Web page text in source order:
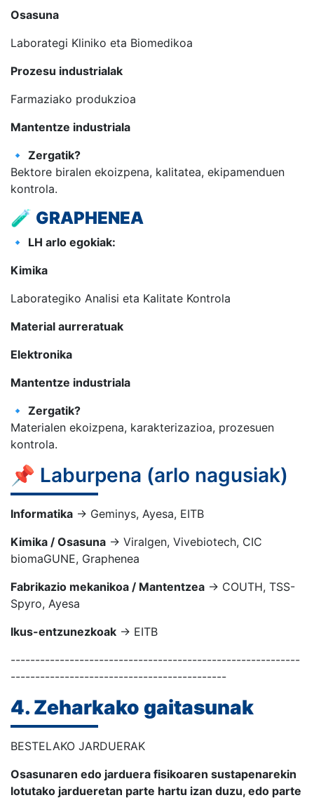
Osasuna
Laborategi Kliniko eta Biomedikoa
Prozesu industrialak
Farmaziako produkzioa
Mantentze industriala
🔹 Zergatik?
Bektore biralen ekoizpena, kalitatea, ekipamenduen
kontrola.
🧪 GRAPHENEA
🔹 LH arlo egokiak:
Kimika
Laborategiko Analisi eta Kalitate Kontrola
Material aurreratuak
Elektronika
Mantentze industriala
🔹 Zergatik?
Materialen ekoizpena, karakterizazioa, prozesuen
kontrola.
📌 Laburpena (arlo nagusiak)
Informatika → Geminys, Ayesa, EITB
Kimika / Osasuna → Viralgen, Vivebiotech, CIC
biomaGUNE, Graphenea
Fabrikazio mekanikoa / Mantentzea → COUTH, TSS-
Spyro, Ayesa
Ikus-entzunezkoak → EITB
-----------------------------------------------------------
--------------------------------------------
4. Zeharkako gaitasunak
BESTELAKO JARDUERAK
Osasunaren edo jarduera fisikoaren sustapenarekin
lotutako jardueretan parte hartu izan duzu, edo parte